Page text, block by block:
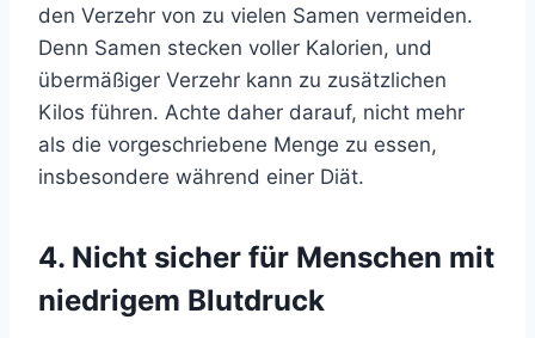
den Verzehr von zu vielen Samen vermeiden.
Denn Samen stecken voller Kalorien, und
übermäßiger Verzehr kann zu zusätzlichen
Kilos führen. Achte daher darauf, nicht mehr
als die vorgeschriebene Menge zu essen,
insbesondere während einer Diät.
4. Nicht sicher für Menschen mit
niedrigem Blutdruck